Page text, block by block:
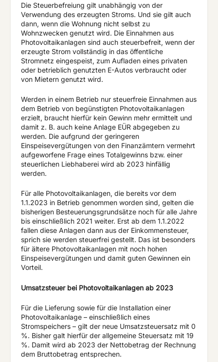
Die Steuerbefreiung gilt unabhängig von der
Verwendung des erzeugten Stroms. Und sie gilt auch
dann, wenn die Wohnung nicht selbst zu
Wohnzwecken genutzt wird. Die Einnahmen aus
Photovoltaikanlagen sind auch steuerbefreit, wenn der
erzeugte Strom vollständig in das öffentliche
Stromnetz eingespeist, zum Aufladen eines privaten
oder betrieblich genutzten E-Autos verbraucht oder
von Mietern genutzt wird.
Werden in einem Betrieb nur steuerfreie Einnahmen aus
dem Betrieb von begünstigten Photovoltaikanlagen
erzielt, braucht hierfür kein Gewinn mehr ermittelt und
damit z. B. auch keine Anlage EÜR abgegeben zu
werden. Die aufgrund der geringeren
Einspeisevergütungen von den Finanzämtern vermehrt
aufgeworfene Frage eines Totalgewinns bzw. einer
steuerlichen Liebhaberei wird ab 2023 hinfällig
werden.
Für alle Photovoltaikanlagen, die bereits vor dem
1.1.2023 in Betrieb genommen worden sind, gelten die
bisherigen Besteuerungsgrundsätze noch für alle Jahre
bis einschließlich 2021 weiter. Erst ab dem 1.1.2022
fallen diese Anlagen dann aus der Einkommensteuer,
sprich sie werden steuerfrei gestellt. Das ist besonders
für ältere Photovoltaikanlagen mit noch hohen
Einspeisevergütungen und damit guten Gewinnen ein
Vorteil.
Umsatzsteuer bei Photovoltaikanlagen ab 2023
Für die Lieferung sowie für die Installation einer
Photovoltaikanlage – einschließlich eines
Stromspeichers – gilt der neue Umsatzsteuersatz mit 0
%. Bisher galt hierfür der allgemeine Steuersatz mit 19
%. Damit wird ab 2023 der Nettobetrag der Rechnung
dem Bruttobetrag entsprechen.